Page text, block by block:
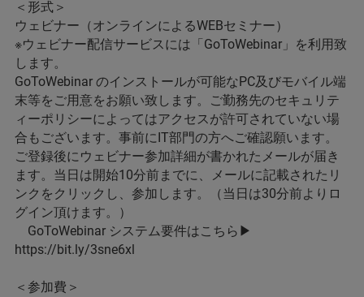
＜形式＞
ウェビナー（オンラインによるWEBセミナー）
※ウェビナー配信サービスには「GoToWebinar」を利用致
します。
GoToWebinar のインストールが可能なPC及びモバイル端
末等をご用意をお願い致します。ご勤務先のセキュリテ
ィーポリシーによってはアクセスが許可されていない場
合もございます。事前にIT部門の方へご確認願います。
ご登録後にウェビナー参加詳細が書かれたメールが届き
ます。当日は開始10分前までに、メールに記載されたリ
ンクをクリックし、参加します。（当日は30分前よりロ
グイン頂けます。）
GoToWebinar システム要件はこちら▶
https://bit.ly/3sne6xl
＜参加費＞